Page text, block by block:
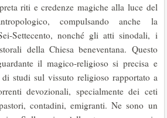
riti e credenze magiche alla luce del
compulsando anche la
Settecento, nonché gli atti sinodali, i
della Chiesa beneventana. Questo
il magico-religioso si precisa e
studi sul vissuto religioso rapportato a
devozionali, specialmente dei ceti
contadini, emigranti. Ne sono un